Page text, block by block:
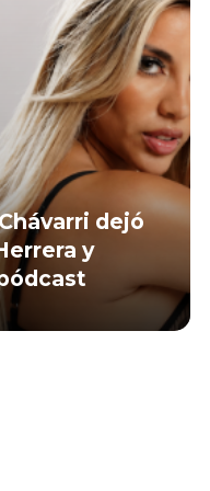
dejó
y